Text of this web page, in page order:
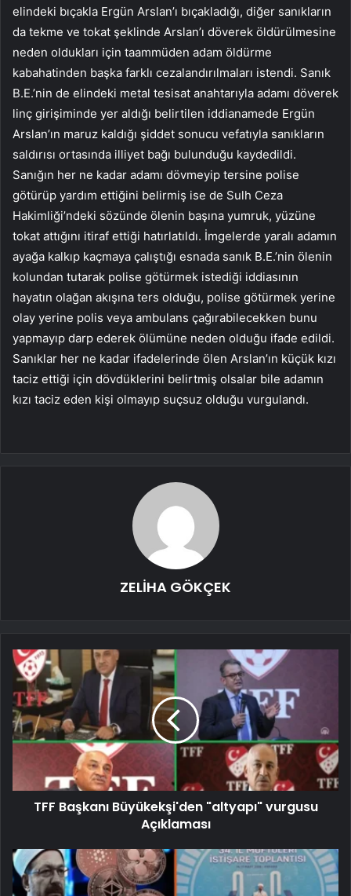
elindeki bıçakla Ergün Arslan’ı bıçakladığı, diğer sanıkların
da tekme ve tokat şeklinde Arslan’ı döverek öldürülmesine
neden oldukları için taammüden adam öldürme
kabahatinden başka farklı cezalandırılmaları istendi. Sanık
B.E.’nin de elindeki metal tesisat anahtarıyla adamı döverek
linç girişiminde yer aldığı belirtilen iddianamede Ergün
Arslan’ın maruz kaldığı şiddet sonucu vefatıyla sanıkların
saldırısı ortasında illiyet bağı bulunduğu kaydedildi.
Sanığın her ne kadar adamı dövmeyip tersine polise
götürüp yardım ettiğini belirmiş ise de Sulh Ceza
Hakimliği’ndeki sözünde ölenin başına yumruk, yüzüne
tokat attığını itiraf ettiği hatırlatıldı. İmgelerde yaralı adamın
ayağa kalkıp kaçmaya çalıştığı esnada sanık B.E.’nin ölenin
kolundan tutarak polise götürmek istediği iddiasının
hayatın olağan akışına ters olduğu, polise götürmek yerine
olay yerine polis veya ambulans çağırabilecekken bunu
yapmayıp darp ederek ölümüne neden olduğu ifade edildi.
Sanıklar her ne kadar ifadelerinde ölen Arslan’ın küçük kızı
taciz ettiği için dövdüklerini belirtmiş olsalar bile adamın
kızı taciz eden kişi olmayıp suçsuz olduğu vurgulandı.
ZELİHA GÖKÇEK
TFF Başkanı Büyükekşi'den "altyapı" vurgusu
Açıklaması